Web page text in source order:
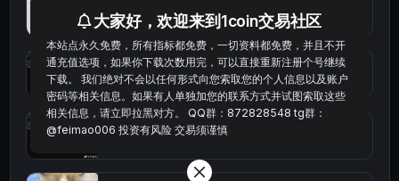
统计涨跌幅的python代码
okx的短线量化的免费版本
大家好，欢迎来到1coin交易社区
本站点永久免费，所有指标都免费，一切资料都免费，并且不开
通充值选项，如果你下载次数用完，可以直接重新注册个号继续
下载。 我们绝对不会以任何形式向您索取您的个人信息以及账户
密码等相关信息。如果有人单独加您的联系方式并试图索取这些
相关信息，请立即拉黑对方。 QQ群：872828548 tg群：
@feimao006 投资有风险 交易须谨慎